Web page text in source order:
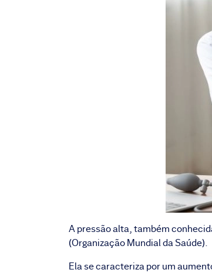
A pressão alta, também
(Organização Mundial da Saúde).
Ela se caracteriza por um